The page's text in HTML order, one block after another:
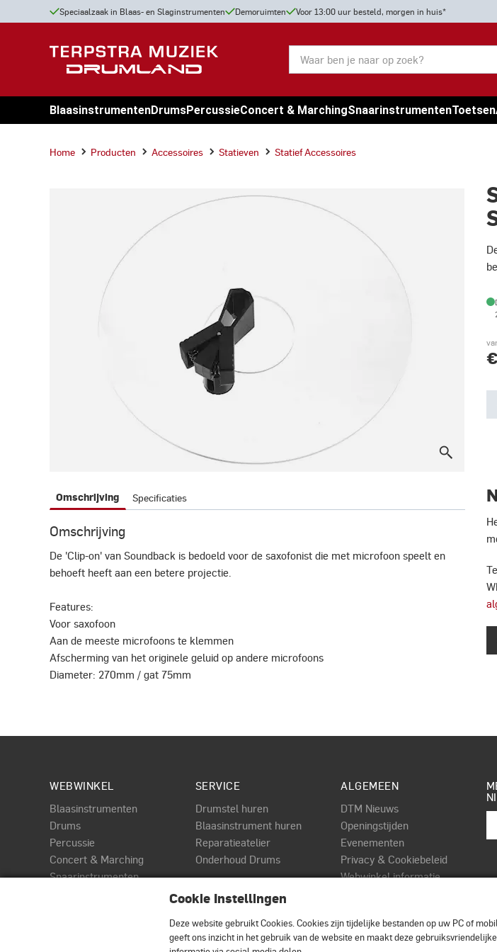
Cookie Instellingen
Deze website gebruikt Cookies. Cookies zijn tijdelijke bestanden op uw PC of
geeft ons inzicht in het gebruik van de website en maakt deze
Speciaalzaak in Blaas- en Slaginstrumenten Demoruimten Voor 13:00 uur besteld, morgen in huis*
BlaasinstrumentenDrumsPercussieConcert & MarchingSnaarinstrumentenToetsen
Home Producten Accessoires Statieven Statief Accessoires
Omschrijving Specificaties
Omschrijving
De 'Clip-on' van Soundback is bedoeld voor de saxofonist die met microfoon speelt en
behoeft heeft aan een betere projectie.
Features:
Voor saxofoon
Aan de meeste microfoons te klemmen
Afscherming van het originele geluid op andere microfoons
Diameter: 270mm / gat 75mm
WEBWINKEL
Blaasinstrumenten
Drums
Percussie
Concert & Marching
Snaarinstrumenten
SERVICE
Drumstel huren
Blaasinstrument huren
Reparatieatelier
Onderhoud Drums
PAGINA
DWe
Roland Elektrische drums
ALGEMEEN
DTM Nieuws
Openingstijden
Evenementen
Privacy & Cookiebeleid
Webwinkel informatie